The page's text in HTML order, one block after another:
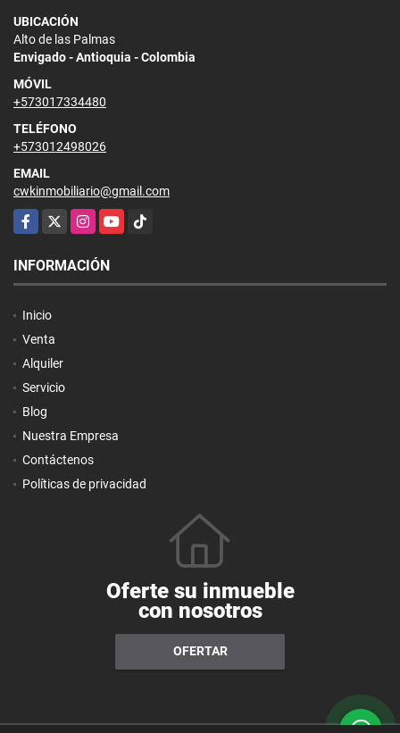
UBICACIÓN
Alto de las Palmas
Envigado - Antioquia - Colombia
MÓVIL
+573017334480
TELÉFONO
+573012498026
EMAIL
cwkinmobiliario@gmail.com
Facebook
X InstagramYouTubeTikTok
INFORMACIÓN
Inicio
Venta
Alquiler
Servicio
Blog
Nuestra Empresa
Contáctenos
Políticas de privacidad
Oferte su inmueble
con nosotros
OFERTAR